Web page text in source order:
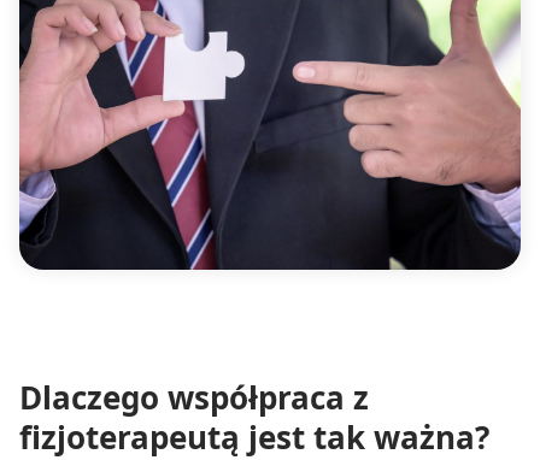
Dlaczego współpraca z
fizjoterapeutą jest tak ważna?